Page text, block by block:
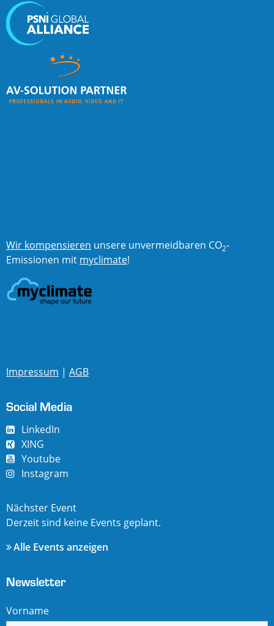
Wir kompensieren unsere unvermeidbaren CO2-
Emissionen mit myclimate!
Impressum | AGB
Social Media
LinkedIn
XING
Youtube
Instagram
Nächster Event
Derzeit sind keine Events geplant.
Alle Events anzeigen
Newsletter
Vorname